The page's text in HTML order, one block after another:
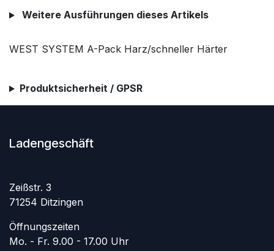
Weitere Ausführungen dieses Artikels
WEST SYSTEM A-Pack Harz/schneller Härter
Produktsicherheit / GPSR
Ladengeschäft
Zeißstr. 3
71254 Ditzingen
Öffnungszeiten
Mo. - Fr. 9.00 - 17.00 Uhr